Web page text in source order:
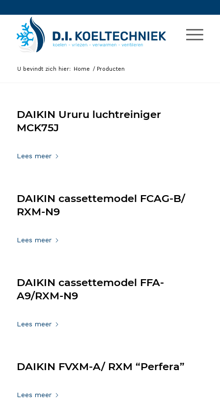
U bevindt zich hier: Home / Producten
DAIKIN Ururu luchtreiniger
MCK75J
Lees meer
DAIKIN cassettemodel FCAG-B/
RXM-N9
Lees meer
DAIKIN cassettemodel FFA-
A9/RXM-N9
Lees meer
DAIKIN FVXM-A/ RXM “Perfera”
Lees meer